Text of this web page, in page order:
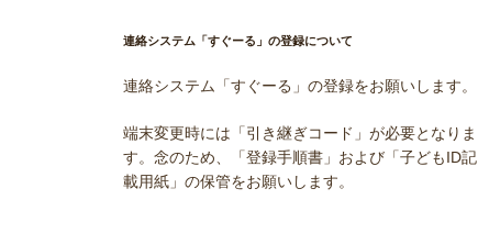
連絡システム「すぐーる」の登録について
連絡システム「すぐーる」の登録をお願いします。
端末変更時には「引き継ぎコード」が必要となりま
す。念のため、「登録手順書」および「子どもID記
載用紙」の保管をお願いします。